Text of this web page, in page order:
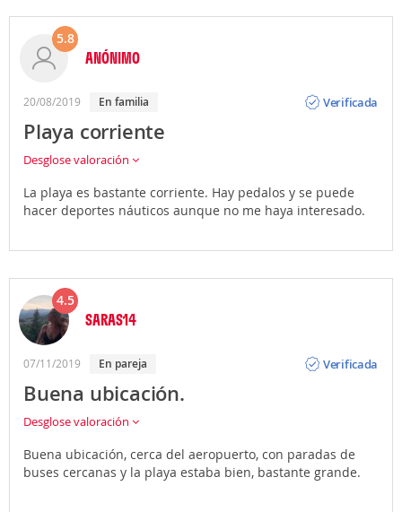
5.8
ANÓNIMO
20/08/2019 En familia
Verificada
Playa corriente
Desglose valoración
La playa es bastante corriente. Hay pedalos y se puede
hacer deportes náuticos aunque no me haya interesado.
4.5
SARAS14
07/11/2019 En pareja
Verificada
Buena ubicación.
Desglose valoración
Buena ubicación, cerca del aeropuerto, con paradas de
buses cercanas y la playa estaba bien, bastante grande.